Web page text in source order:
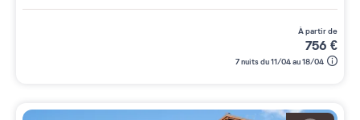
à partir de
756 €
7 nuits du 11/04 au 18/04